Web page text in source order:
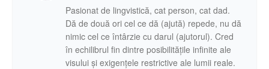
Pasionat de lingvistică, cat person, cat dad.
Dă de două ori cel ce dă (ajută) repede, nu dă
nimic cel ce întârzie cu darul (ajutorul). Cred
în echilibrul fin dintre posibilitățile infinite ale
visului și exigențele restrictive ale lumii reale.